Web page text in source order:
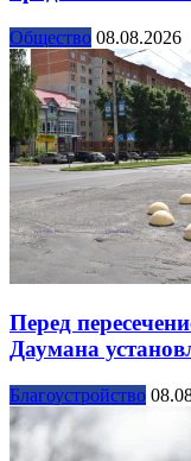
Общество 08.08.2026
Перед
Даумана
Благоустройство